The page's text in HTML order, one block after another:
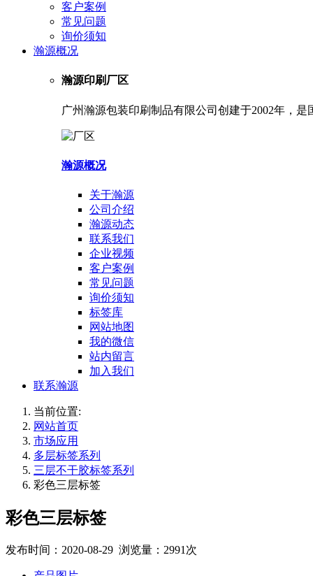
客户案例
常见问题
询价须知
瀚源概况
瀚源印刷厂区
广州瀚源包装印刷制品有限公司创建于2002年，
瀚源概况
关于瀚源
公司介绍
瀚源动态
联系我们
企业视频
客户案例
常见问题
询价须知
标签库
网站地图
我的微信
站内留言
加入我们
联系瀚源
当前位置:
网站首页
市场应用
多层标签系列
三层不干胶标签系列
彩色三层标签
彩色三层标签
发布时间：2020-08-29 浏览量：2991次